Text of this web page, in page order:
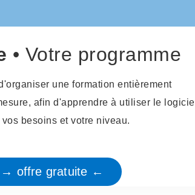
• Votre programme
une formation entièrement
afin d'apprendre à utiliser le logiciel
besoins et votre niveau.
→ offre gratuite ←